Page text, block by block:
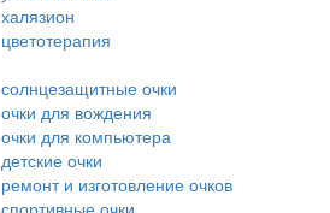
халязион
цветотерапия
солнцезащитные очки
очки для вождения
очки для компьютера
детские очки
ремонт и изготовление очков